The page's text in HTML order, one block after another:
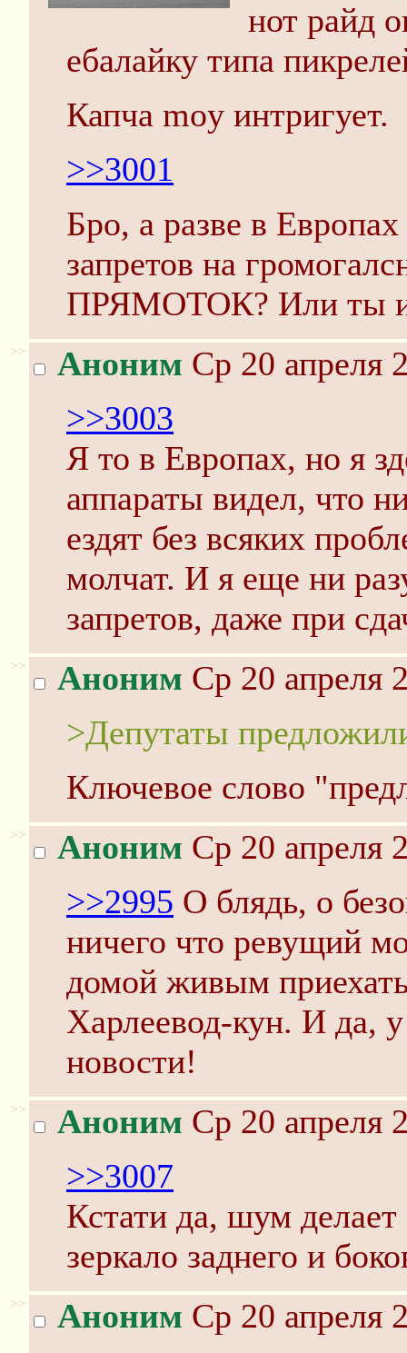
нот райд
ебалайку типа
Капча moy интригует.
>>3001
Бро, а разве в
запретов на
ПРЯМОТОК? Или ты
>> Аноним Ср 20 апреля
>>3003
Я то в Европах, но я
аппараты видел, что
ездят без всяких
молчат. И я еще ни
запретов, даже при
>> Аноним Ср 20 апреля
>Депутаты
Ключевое слово
>> Аноним Ср 20 апреля
>>2995 О блядь, о
ничего что ревущий
домой живым
Харлеевод-кун. И да,
новости!
>> Аноним Ср 20 апреля
>>3007
Кстати да, шум делает
зеркало заднего и
>> Аноним Ср 20 апреля